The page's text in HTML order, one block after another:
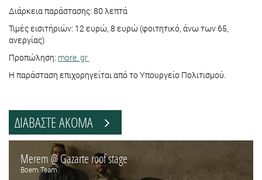
Διάρκεια παράστασης: 80 λεπτά
Τιμές εισιτήριών: 12 ευρώ, 8 ευρώ (φοιτητικό, άνω των 65,
ανεργίας)
Προπώληση: more. gr
Η παράσταση επιχορηγείται από το Υπουργείο Πολιτισμού.
ΔΙΑΒΑΣΤΕ ΑΚΟΜΑ
Merem @ Gazarte roof stage
Boem Team